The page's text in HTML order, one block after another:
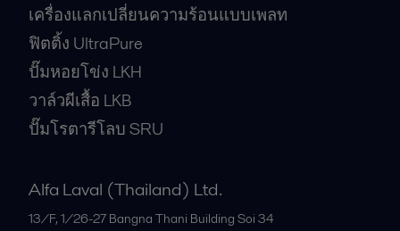
เครื่องแลกเปลี่ยนความร้อนแบบเพลท
ฟิตติ้ง UltraPure
ปั๊มหอยโข่ง LKH
วาล์วผีเสื้อ LKB
ปั๊มโรตารีโลบ SRU
Alfa Laval (Thailand) Ltd.
13/F, 1/26-27 Bangna Thani Building Soi 34